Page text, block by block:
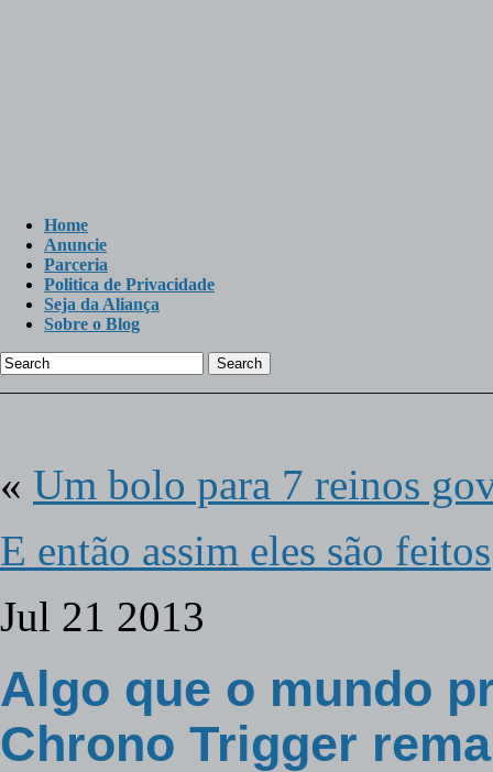
Home
Anuncie
Parceria
Politica de Privacidade
Seja da Aliança
Sobre o Blog
Search
« Um bolo para 7 reinos
E então assim eles são feitos
Jul 21 2013
Algo que o mundo
Chrono Trigger